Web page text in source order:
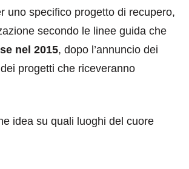
uno specifico progetto di recupero,
secondo le linee guida che
nel 2015, dopo l’annuncio dei
progetti che riceveranno
idea su quali luoghi del cuore